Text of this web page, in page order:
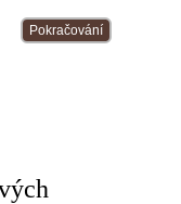
Pokračování